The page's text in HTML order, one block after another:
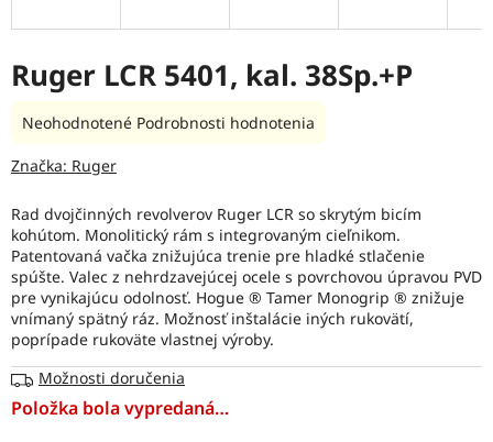
Ruger LCR 5401, kal. 38Sp.+P
Možnosti doručenia
Položka bola vypredaná…
Rad dvojčinných revolverov Ruger LCR so skrytým bicím
kohútom. Monolitický rám s integrovaným cieľnikom.
Patentovaná vačka znižujúca trenie pre hladké stlačenie
spúšte. Valec z nehrdzavejúcej ocele s povrchovou úpravou PVD
pre vynikajúcu odolnosť. Hogue ® Tamer Monogrip ® znižuje
vnímaný spätný ráz. Možnosť inštalácie iných rukovätí,
poprípade rukoväte vlastnej výroby.
Priemerné
produktu
0,0
z
5
hviezdičiek.
Neohodnotené Podrobnosti hodnotenia
Značka: Ruger